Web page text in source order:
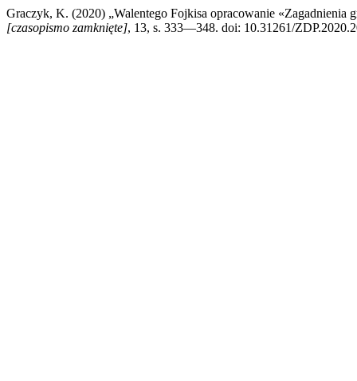
Graczyk, K. (2020) „Walentego Fojkisa opracowanie
[czasopismo zamknięte], 13, s. 333—348. doi: 10.31261/